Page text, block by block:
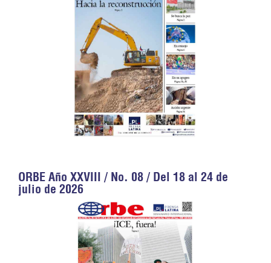
ORBE Año XXVIII / No. 08 / Del 18 al 24 de
julio de 2026